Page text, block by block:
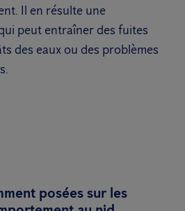
Il en résulte une
peut entraîner des fuites
des eaux ou des problèmes
posées sur les